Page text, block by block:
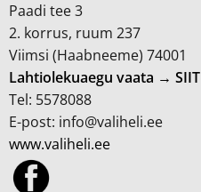
Paadi tee 3
2. korrus, ruum 237
Viimsi (Haabneeme) 74001
Lahtiolekuaegu vaata → SIIT
Tel: 5578088
E-post: info@valiheli.ee
www.valiheli.ee